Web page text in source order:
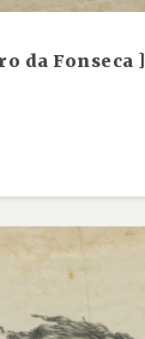
da Fonseca ]